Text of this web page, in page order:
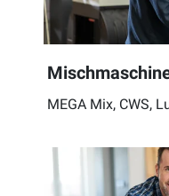
MEGA Mix, CWS,